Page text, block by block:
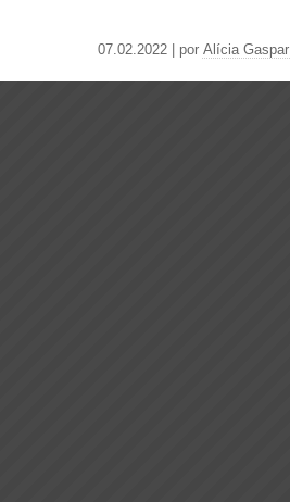
07.02.2022 | por Alícia Gaspar